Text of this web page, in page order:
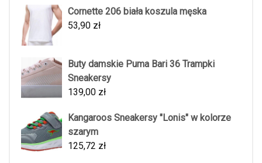
Cornette 206 biała koszula męska
53,90 zł
Buty damskie Puma Bari 36 Trampki
Sneakersy
139,00 zł
Kangaroos Sneakersy "Lonis" w kolorze
szarym
125,72 zł